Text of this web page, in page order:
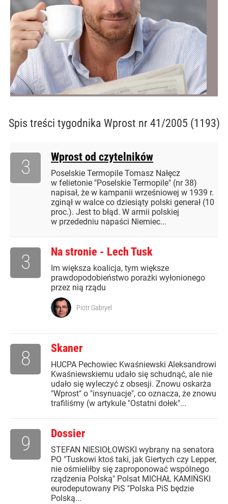
Spis treści tygodnika Wprost nr 41/2005 (1193)
Wprost od czytelników
Poselskie Termopile Tomasz Nałęcz
w felietonie "Poselskie Termopile" (nr 38)
napisał, że w kampanii wrześniowej w 1939 r.
zginął w walce co dziesiąty polski generał (10
proc.). Jest to błąd. W armii polskiej
w przededniu napaści Niemiec...
3
Na stronie - Lech Tusk
Im większa koalicja, tym większe
prawdopodobieństwo porażki wyłonionego
przez nią rządu
3
Piotr Gabryel
Skaner
HUCPA Pechowiec Kwaśniewski Aleksandrowi
Kwaśniewskiemu udało się schudnąć, ale nie
udało się wyleczyć z obsesji. Znowu oskarża
"Wprost" o "insynuacje", co oznacza, że znowu
trafiliśmy (w artykule "Ostatni dołek"...
8
Dossier
STEFAN NIESIOŁOWSKI wybrany na senatora
PO "Tuskowi ktoś taki, jak Giertych czy Lepper,
nie ośmieliłby się zaproponować wspólnego
rządzenia Polską" Polsat MICHAŁ KAMIŃSKI
eurodeputowany PiS "Polska PiS będzie
Polską...
9